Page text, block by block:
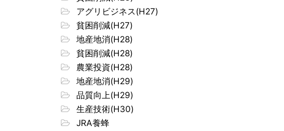
アグリビジネス(H27)
貧困削減(H27)
地産地消(H28)
貧困削減(H28)
農業投資(H28)
地産地消(H29)
品質向上(H29)
生産技術(H30)
JRA養蜂